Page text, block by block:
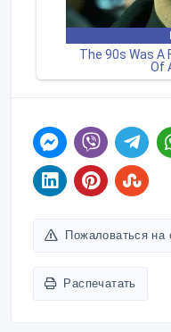
Пожаловаться на
Распечатать